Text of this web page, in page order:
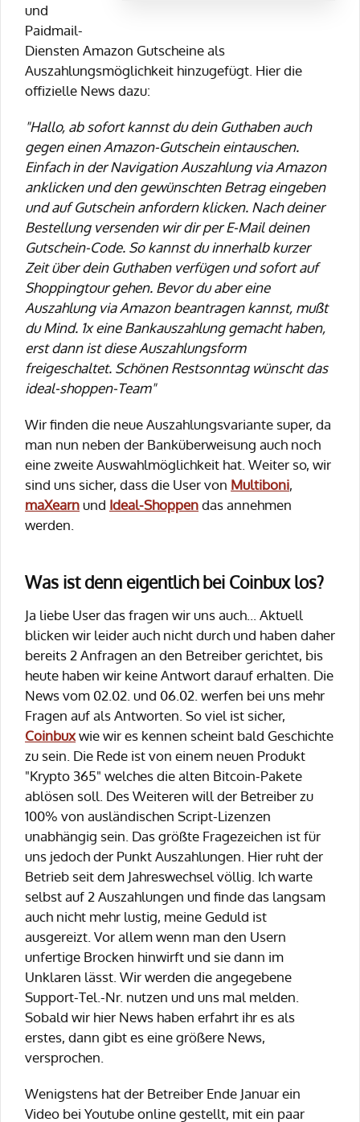
und
Paidmail-
Diensten Amazon Gutscheine als
Auszahlungsmöglichkeit hinzugefügt. Hier die
offizielle News dazu:
"Hallo, ab sofort kannst du dein Guthaben auch
gegen einen Amazon-Gutschein eintauschen.
Einfach in der Navigation Auszahlung via Amazon
anklicken und den gewünschten Betrag eingeben
und auf Gutschein anfordern klicken. Nach deiner
Bestellung versenden wir dir per E-Mail deinen
Gutschein-Code. So kannst du innerhalb kurzer
Zeit über dein Guthaben verfügen und sofort auf
Shoppingtour gehen. Bevor du aber eine
Auszahlung via Amazon beantragen kannst, mußt
du Mind. 1x eine Bankauszahlung gemacht haben,
erst dann ist diese Auszahlungsform
freigeschaltet. Schönen Restsonntag wünscht das
ideal-shoppen-Team"
Wir finden die neue Auszahlungsvariante super, da
man nun neben der Banküberweisung auch noch
eine zweite Auswahlmöglichkeit hat. Weiter so, wir
sind uns sicher, dass die User von Multiboni,
maXearnund Ideal-Shoppendas annehmen
werden.
Was ist denn eigentlich bei Coinbux los?
Ja liebe User das fragen wir uns auch... Aktuell
blicken wir leider auch nicht durch und haben daher
bereits 2 Anfragen an den Betreiber gerichtet, bis
heute haben wir keine Antwort darauf erhalten. Die
News vom 02.02. und 06.02. werfen bei uns mehr
Fragen auf als Antworten. So viel ist sicher,
Coinbuxwie wir es kennen scheint bald Geschichte
zu sein. Die Rede ist von einem neuen Produkt
"Krypto 365" welches die alten Bitcoin-Pakete
ablösen soll. Des Weiteren will der Betreiber zu
100% von ausländischen Script-Lizenzen
unabhängig sein. Das größte Fragezeichen ist für
uns jedoch der Punkt Auszahlungen. Hier ruht der
Betrieb seit dem Jahreswechsel völlig. Ich warte
selbst auf 2 Auszahlungen und finde das langsam
auch nicht mehr lustig, meine Geduld ist
ausgereizt. Vor allem wenn man den Usern
unfertige Brocken hinwirft und sie dann im
Unklaren lässt. Wir werden die angegebene
Support-Tel.-Nr. nutzen und uns mal melden.
Sobald wir hier News haben erfahrt ihr es als
erstes, dann gibt es eine größere News,
versprochen.
Wenigstens hat der Betreiber Ende Januar ein
Video bei Youtube online gestellt, mit ein paar